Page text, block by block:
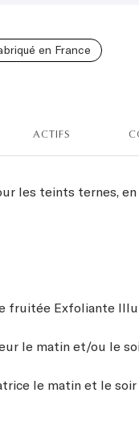
en France
ACTIFS
les teints ternes, en
fruitée Exfoliante
le matin et/ou le
le matin et le